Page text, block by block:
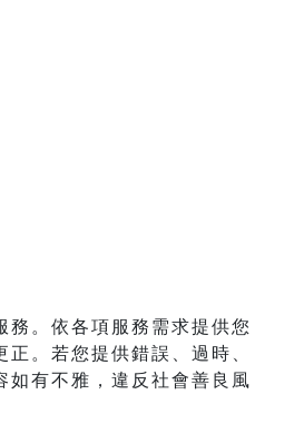
。依各項服務需求提供您
。若您提供錯誤、過時、
如有不雅，違反社會善良風